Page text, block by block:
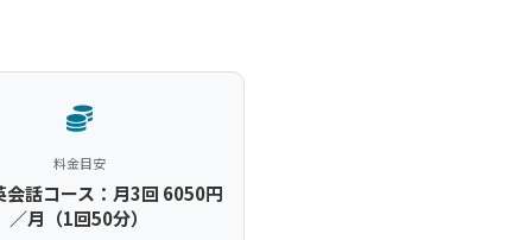
料金目安
会話コース：月3回 6050円
／月（1回50分）